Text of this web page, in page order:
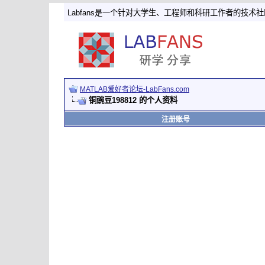
Labfans是一个针对大学生、工程师和科研工作者的技术社
MATLAB爱好者论坛-LabFans.com
铜豌豆198812 的个人资料
注册账号